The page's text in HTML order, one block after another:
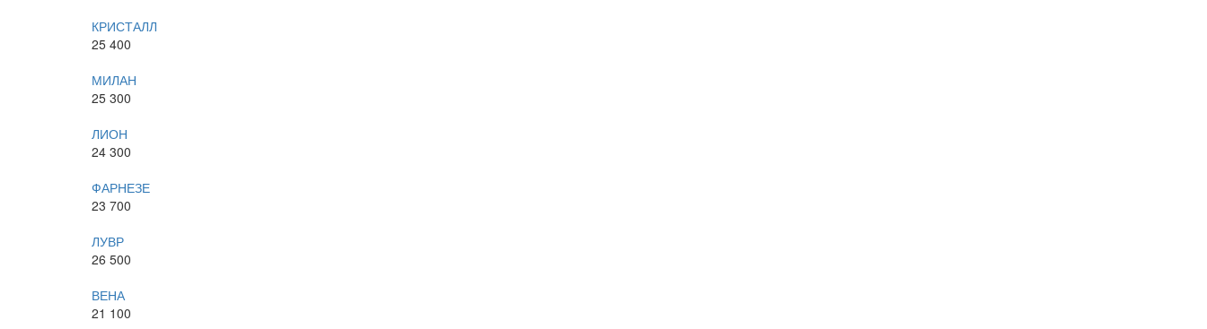
КРИСТАЛЛ
25 400
МИЛАН
25 300
ЛИОН
24 300
ФАРНЕЗЕ
23 700
ЛУВР
26 500
ВЕНА
21 100